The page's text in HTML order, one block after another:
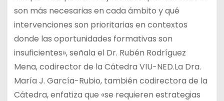
son más necesarias en cada ámbito y qué
intervenciones son prioritarias en contextos
donde las oportunidades formativas son
insuficientes», señala el Dr. Rubén Rodríguez
Mena, codirector de la Cátedra VIU-NED.La Dra.
María J. García-Rubio, también codirectora de la
Cátedra, enfatiza que «se requieren estrategias